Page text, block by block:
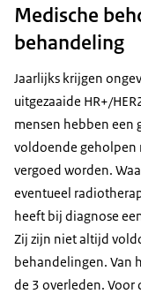
Medische
behandeling
Jaarlijks krijgen
uitgezaaide HR+/
mensen hebben een
voldoende geholpen
vergoed worden.
eventueel
heeft bij diagnose
Zij zijn niet altijd
behandelingen. Van
de 3 overleden. Voor